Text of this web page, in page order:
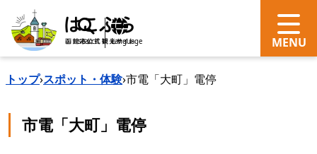
search Language
トップ›スポット・体験›市電「大町」電停
市電「大町」電停